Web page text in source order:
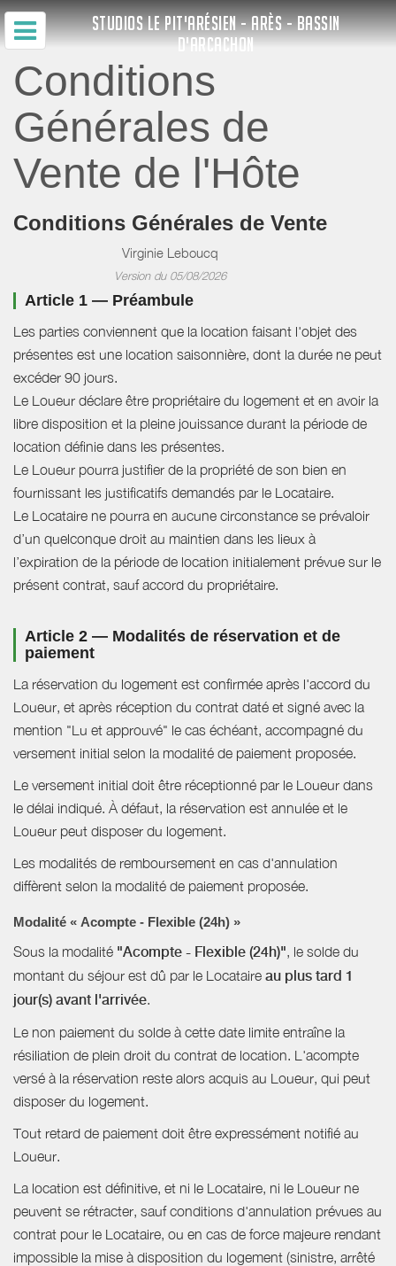
STUDIOS LE PIT'ARÉSIEN - ARÈS - BASSIN
D'ARCACHON
Conditions
Générales de
Vente de l'Hôte
Conditions Générales de Vente
Virginie Leboucq
Version du 05/08/2026
Article 1 — Préambule
Les parties conviennent que la location faisant l'objet des
présentes est une location saisonnière, dont la durée ne peut
excéder 90 jours.
Le Loueur déclare être propriétaire du logement et en avoir la
libre disposition et la pleine jouissance durant la période de
location définie dans les présentes.
Le Loueur pourra justifier de la propriété de son bien en
fournissant les justificatifs demandés par le Locataire.
Le Locataire ne pourra en aucune circonstance se prévaloir
d’un quelconque droit au maintien dans les lieux à
l’expiration de la période de location initialement prévue sur le
présent contrat, sauf accord du propriétaire.
Article 2 — Modalités de réservation et de
paiement
La réservation du logement est confirmée après l'accord du
Loueur, et après réception du contrat daté et signé avec la
mention "Lu et approuvé" le cas échéant, accompagné du
versement initial selon la modalité de paiement proposée.
Le versement initial doit être réceptionné par le Loueur dans
le délai indiqué. À défaut, la réservation est annulée et le
Loueur peut disposer du logement.
Les modalités de remboursement en cas d'annulation
diffèrent selon la modalité de paiement proposée.
Modalité « Acompte - Flexible (24h) »
Sous la modalité "Acompte - Flexible (24h)", le solde du
montant du séjour est dû par le Locataire au plus tard 1
jour(s) avant l'arrivée.
Le non paiement du solde à cette date limite entraîne la
résiliation de plein droit du contrat de location. L'acompte
versé à la réservation reste alors acquis au Loueur, qui peut
disposer du logement.
Tout retard de paiement doit être expressément notifié au
Loueur.
La location est définitive, et ni le Locataire, ni le Loueur ne
peuvent se rétracter, sauf conditions d'annulation prévues au
contrat pour le Locataire, ou en cas de force majeure rendant
impossible la mise à disposition du logement (sinistre, arrêté